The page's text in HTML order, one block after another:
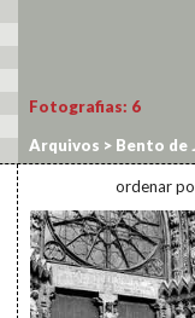
Fotografias: 6
Arquivos > Bento de
ordenar